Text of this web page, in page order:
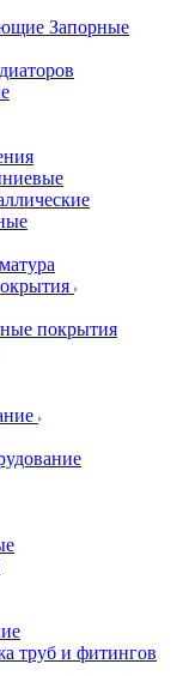
Запорные
покрытия
труб и фитингов